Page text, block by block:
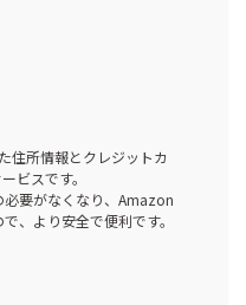
住所情報とクレジットカ
ビスです。
要がなくなり、Amazon
、より安全で便利です。